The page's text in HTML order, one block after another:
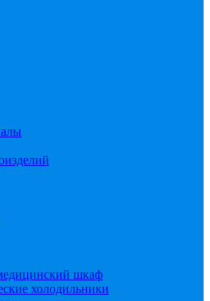
шкаф
холодильники